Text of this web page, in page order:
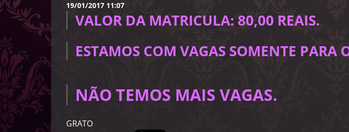
19/01/2017 11:07
VALOR DA MATRICULA: 80,00 REAIS.
ESTAMOS COM VAGAS SOMENTE
NÃO TEMOS MAIS VAGAS.
GRATO